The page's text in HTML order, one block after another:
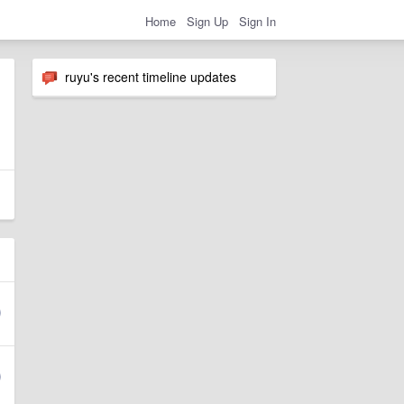
Home Sign Up Sign In
ruyu's recent timeline updates